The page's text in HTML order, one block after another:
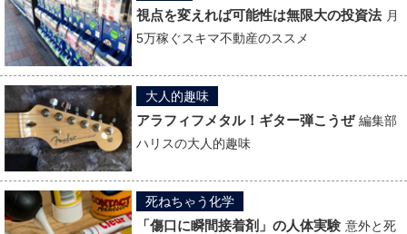
視点を変えれば可能性は無限大の投資法 月
5万稼ぐスキマ不動産のススメ
大人的趣味
アラフィフメタル！ギター弾こうぜ 編集部
ハリスの大人的趣味
死ねちゃう化学
「傷口に瞬間接着剤」の人体実験 意外と死